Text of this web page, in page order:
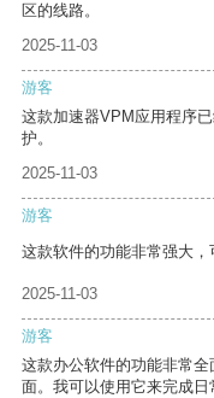
区的线路。
2025-11-03
游客
这款加速器VPM应用程序
护。
2025-11-03
游客
这款软件的功能非常强大，
2025-11-03
游客
这款办公软件的功能非常
面。我可以使用它来完成日